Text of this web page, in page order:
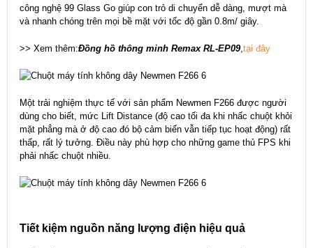
công nghệ 99 Glass Go giúp con trỏ di chuyển dễ dàng, mượt mà
và nhanh chóng trên mọi bề mặt với tốc độ gần 0.8m/ giây.
>> Xem thêm:Đồng hồ thông minh Remax RL-EP09,tại đây
Một trải nghiệm thực tế với sản phẩm Newmen F266 được người
dùng cho biết, mức Lift Distance (độ cao tối đa khi nhấc chuột khỏi
mặt phẳng mà ở độ cao đó bộ cảm biến vẫn tiếp tục hoạt động) rất
thấp, rất lý tưởng. Điều này phù hợp cho những game thủ FPS khi
phải nhấc chuột nhiều.
Tiết kiệm nguồn năng lượng điện hiệu quả